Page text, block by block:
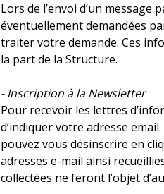
Lors de l’envoi d’un
éventuellement demandées
traiter votre demande. Ces
la part de la Structure.
- Inscription à la Newsletter
Pour recevoir les lettres
d’indiquer votre adresse
pouvez vous désinscrire en
adresses e-mail ainsi
collectées ne feront l’objet